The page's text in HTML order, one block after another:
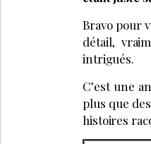
Bravo pour
détail,
intrigués.
C’est une
plus que
histoires